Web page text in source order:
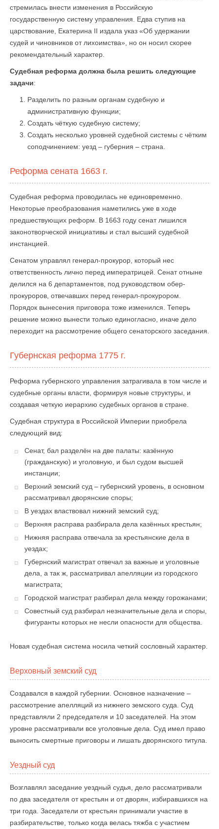
стремилась внести изменения в Российскую
государственную систему управления. Едва ступив на
царствование, Екатерина II издала указ «Об удержании
судей и чиновников от лихоимства», но он носил скорее
рекомендательный характер.
Судебная реформа должна была решить следующие
задачи:
Разделить по разным органам судебную и
административную функции;
Создать чёткую судебную систему;
Создать несколько уровней судебной системы с чётким
соподчинением: уезд – губерния – страна.
Реформа сената 1663 г.
Судебная реформа проводилась не единовременно.
Некоторые преобразования наметились уже в ходе
предшествующих реформ. В 1663 году сенат лишился
законотворческой инициативы и стал высший судебной
инстанцией.
Сенатом управлял генерал-прокурор, который нес
ответственность лично перед императрицей. Сенат отныне
делился на 6 департаментов, под руководством обер-
прокуроров, отвечавших перед генерал-прокурором.
Порядок вынесения приговора тоже изменился. Теперь
решение можно вынести только единогласно, иначе дело
переходит на рассмотрение общего сенаторского заседания.
Губернская реформа 1775 г.
Реформа губернского управления затрагивала в том числе и
судебные органы власти, формируя новые структуры, и
создавая четкую иерархию судебных органов в стране.
Судебная структура в Российской Империи приобрела
следующий вид:
Сенат, бал разделён на две палаты: казённую
(гражданскую) и уголовную, и был судом высшей
инстанции;
Верхний земский суд – губернский уровень, в основном
рассматривал дворянские споры;
В уездах властвовал нижний земский суд;
Верхняя расправа разбирала дела казённых крестьян;
Нижняя расправа отвечала за крестьянские дела в
уездах;
Губернский магистрат отвечал за важные и уголовные
дела, а так ж, рассматривал апелляции из городского
магистрата;
Городской магистрат разбирал дела между горожанами;
Совестный суд разбирал незначительные дела и споры,
фигуранты которых не несли опасности для общества.
Новая судебная система носила четкий сословный характер.
Верховный земский суд
Создавался в каждой губернии. Основное назначение –
рассмотрение апелляций из нижнего земского суда. Суд
представляли 2 председателя и 10 заседателей. На этом
уровне рассматривали все уголовные дела. Суд имел право
выносить смертные приговоры и лишать дворянского титула.
Уездный суд
Возглавлял заседание уездный судья, дело рассматривали
по два заседателя от крестьян и от дворян, избиравшихся на
три года. Заседатели от крестьян принимали участие в
разбирательстве, только когда велась тяжба с участием